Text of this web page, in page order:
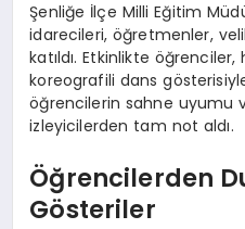
Şenliğe İlçe Milli Eğitim
idarecileri, öğretmenler,
katıldı. Etkinlikte öğrenciler,
koreografili dans
öğrencilerin sahne uyumu
izleyicilerden tam not aldı.
Öğrencilerden
Gösteriler